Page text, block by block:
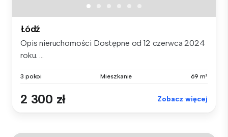
Łódź
Opis nieruchomości Dostępne od 12 czerwca 2024
roku. ...
3 pokoi Mieszkanie 69 m²
2 300 zł Zobacz więcej